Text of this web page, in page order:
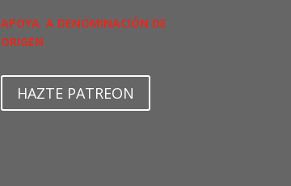
APOYA A DENOMINACIÓN DE
ORIGEN
HAZTE PATREON